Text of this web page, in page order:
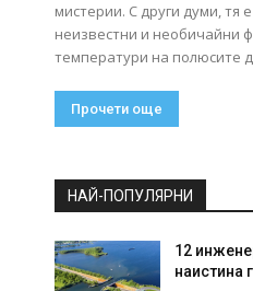
мистерии. С други думи, тя
неизвестни и необичайни
температури на полюсите
Прочети още
НАЙ-ПОПУЛЯРНИ
12
наистина